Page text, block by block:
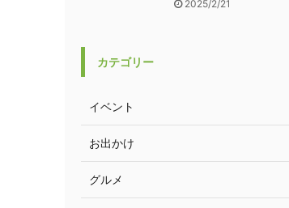
2025/2/21
カテゴリー
イベント
お出かけ
グルメ